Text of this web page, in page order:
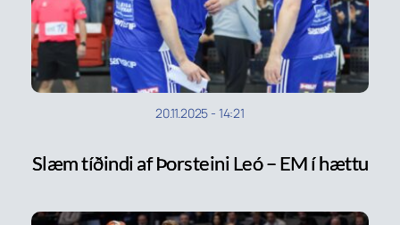
20.11.2025 - 14:21
Slæm tíðindi af Þorsteini Leó – EM í hættu